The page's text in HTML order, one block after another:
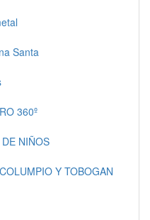
Santa
360º
NIÑOS
Y TOBOGAN